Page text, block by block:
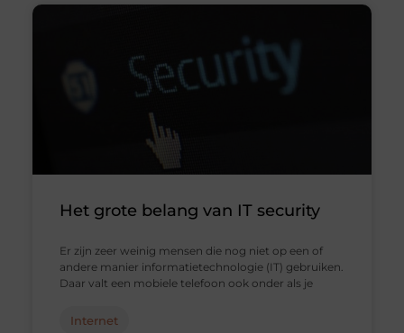
Het grote belang van IT security
Er zijn zeer weinig mensen die nog niet op een of
andere manier informatietechnologie (IT) gebruiken.
Daar valt een mobiele telefoon ook onder als je
Internet